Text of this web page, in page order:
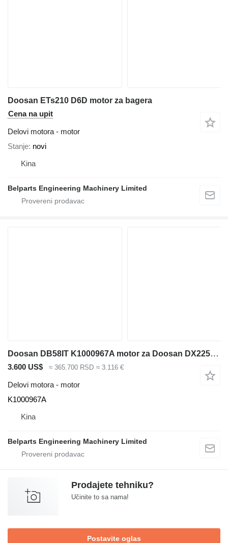
Doosan ETs210 D6D motor za bagera
Cena na upit
Delovi motora - motor
Stanje novi
Kina
Belparts Engineering Machinery Limited
Doosan DB58IT K1000967A motor za Doosan DX225LCA bagera
3.600 US$ ≈ 365.700 RSD ≈ 3.116 €
Delovi motora - motor
K1000967A
Kina
Belparts Engineering Machinery Limited
Prodajete tehniku?
Učinite to sa nama!
Postavite oglas